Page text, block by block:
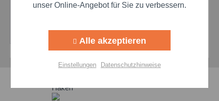
Preis auf Anfrage
Details
Personalisierung Aktiv
unser Online-Angebot für Sie zu verbessern.
Alle akzeptieren
Einstellungen Datenschutzhinweise